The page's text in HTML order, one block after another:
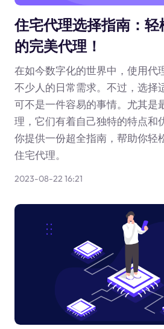
住宅代理选择指南：
的完美代理！
在如今数字化的世界中，使用代
不少人的日常需求。不过，选择
可不是一件容易的事情。尤其是
理，它们有着自己独特的特点和
你提供一份超全指南，帮助你轻
住宅代理。
2023-08-22 16:21